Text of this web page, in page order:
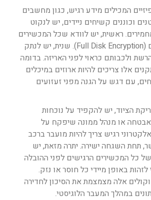
המכילים מידע רגיש, כגון מחשבים
וכוננים קשיחים ניידים, יש לנקוט
ראשית, יש לוודא שכל המכשירים
מוצפנים במלואם (Full Disk Encryption). שנית, יש לנתק
ולכבותם כראוי לפני האריזה. בדומה
אלו צריכים להיות ארוזים במיכלים
עם דגש על הגנה מפני זעזועים
הציוד, יש להקפיד על נוכחות
או מנהל ממונה שיפקח על
רגיש צריך להיות מועבר ברכב
תחת השגחה ישירה. יתרה מזאת, יש
כל המכשירים הרגישים לפני ההובלה
לזהות באופן מיידי כל חוסר או נזק.
אלה מצמצמת את הסיכון לחדירה
במהלך המעבר הלוגיסטי.